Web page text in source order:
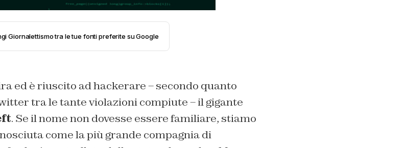
Giornalettismo tra le tue fonti preferite su Google
ed è riuscito ad hackerare – secondo quanto
tra le tante violazioni compiute – il gigante
. Se il nome non dovesse essere familiare, stiamo
come la più grande compagnia di